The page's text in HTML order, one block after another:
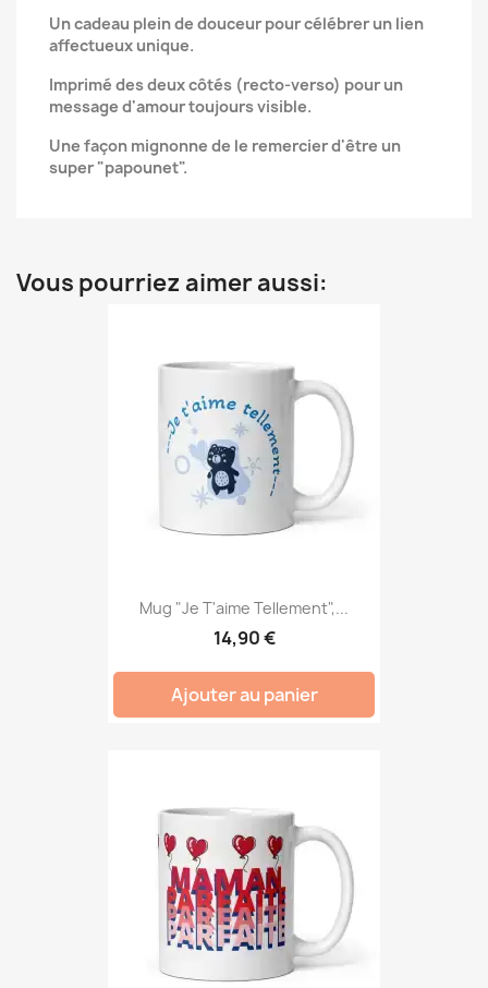
Un cadeau plein de douceur pour célébrer un lien
affectueux unique.
Imprimé des deux côtés (recto-verso) pour un
message d'amour toujours visible.
Une façon mignonne de le remercier d'être un
super "papounet".
Vous pourriez aimer aussi:
Mug "Je T'aime Tellement",...
14,90 €
Ajouter au panier